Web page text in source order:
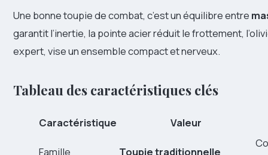
Une bonne toupie de combat, c’est un équilibre entre
garantit l’inertie, la pointe acier réduit le frottement,
expert, vise un ensemble compact et nerveux.
Tableau des caractéristiques clés
Caractéristique Valeur
Famille Toupie traditionnelle